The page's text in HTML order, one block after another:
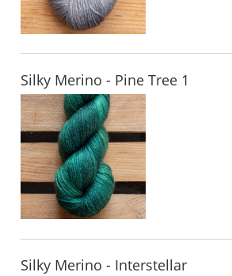
Silky Merino - Pine Tree 1
Silky Merino - Interstellar